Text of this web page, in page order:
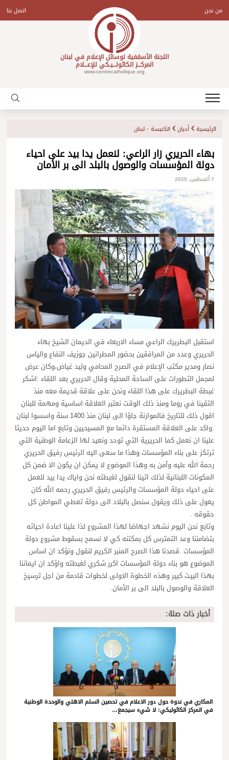
contentمن نحن اتصل بنا
اللجنة الأسقفية لوسائل الإعلام في لبنان
المركـــز الكاثولـــيـكي للإعـــلام
www.centrecatholique.org
الرئيسية أديان الكنيسة - لبنان
بهاء الحريري زار الراعي: لنعمل يدا بيد على احياء
دولة المؤسسات والوصول بالبلد الى بر الأمان
7 أغسطس، 2025
استقبل البطريرك الراعي مساء الاربعاء في الديمان الشيخ بهاء
الحريري وعدد من المرافقين بحضور المطرانين جوزيف النفاع والياس
نصار ومدير مكتب الإعلام في الصرح المحامي وليد غياض،وكان عرض
لمجمل التطورات على الساحة المحلية وقال الحريري بعد اللقاء :اشكر
غبطة البطريرك على هذا اللقاء ونحن على علاقة قديمة معه منذ
التقينا في روما ومنذ ذلك الوقت نعتبر العلاقة اساسية ومهمة للبنان
اقول ذلك للتاريخ فالموارنة جاؤا الى لبنان منذ 1400 سنة واسسوا لبنان
.واكد على العلاقة المستقرة دائما مع المسيحيين وتابع اما اليوم حديثا
علينا ان نعمل كما الحريرية التي توحد ونعيد لها الزعامة الوطنية التي
ترتكز على بناء المؤسسات وهذا ما سعى اليه الرئيس رفيق الحريري
رحمة الله عليه وآمن به وهذا الموضوع لا يمكن ان يكون الا ضمن كل
المكونات اللبنانية لذلك اتينا لنقول لغبطته نحن واياك يدا بيد للعمل
على احياء دولة المؤسسات والرئيس رفيق الحريري رحمه الله كان
يعول على ذلك ويقول سنصل بالبلاد الى دولة تعطي المواطن كل
حقوقه .
وتابع نحن اليوم نشهد اجهاضا لهذا المشروع لذا علينا اعادة احيائه
بتضامننا وعد التمترس كل بمكتنه كي لا نسمح بسقوط مشروع دولة
المؤسسات .قصدنا هذا الصرح المنبر الكريم لنقول ونؤكد ان اساس
الموضوع هو بناء دولة المؤسسات اكرر شكري لغبطته واؤكد ان ايماننا
بهذا البيت كبير وهذه الخطوة الاولى لخطوات قادمة من اجل ترسيخ
العلاقة والوصول بالبلد الى بر الأمان.
أخبار ذات صلة:
المكاري في ندوة حول دور الاعلام في تحصين السلم الاهلي والوحدة الوطنية
في المركز الكاثوليكي: لا شيء سيجمع…